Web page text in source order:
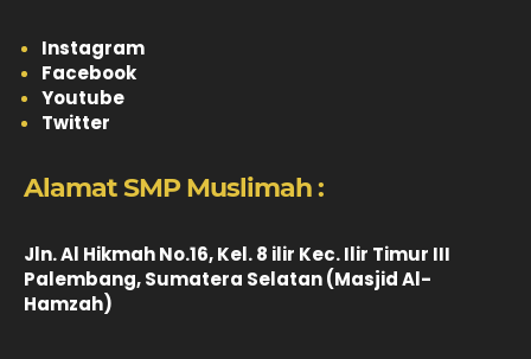
Instagram
Facebook
Youtube
Twitter
Alamat SMP Muslimah :
Jln. Al Hikmah No.16, Kel. 8 ilir Kec. Ilir Timur III
Palembang, Sumatera Selatan (Masjid Al-
Hamzah)